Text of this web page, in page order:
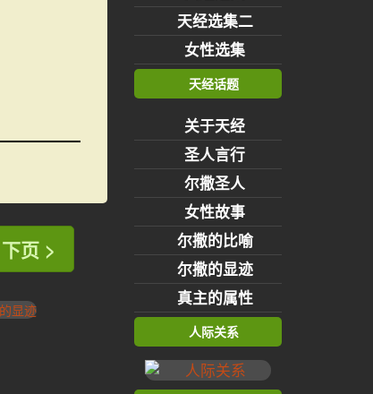
下页 >
天经选集二
女性选集
天经话题
关于天经
圣人言行
尔撒圣人
女性故事
尔撒的比喻
尔撒的显迹
真主的属性
人际关系